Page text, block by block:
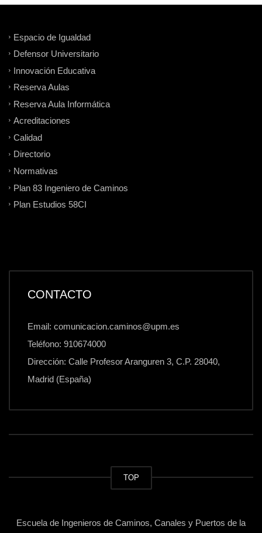
Espacio de Igualdad
Defensor Universitario
Innovación Educativa
Reserva Aulas
Reserva Aula Informática
Acreditaciones
Calidad
Directorio
Normativas
Plan 83 Ingeniero de Caminos
Plan Estudios 58CI
CONTACTO
Email: comunicacion.caminos@upm.es
Teléfono: 910674000
Dirección: Calle Profesor Aranguren 3, C.P. 28040,
Madrid (España)
TOP
Escuela de Ingenieros de Caminos, Canales y Puertos de la